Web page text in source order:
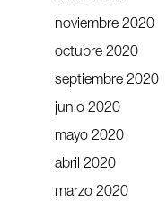
noviembre 2020
octubre 2020
septiembre 2020
junio 2020
mayo 2020
abril 2020
marzo 2020